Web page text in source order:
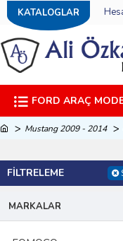
KATALOGLAR
FORD ARAÇ
Mustang 2009 - 2014
FILTRELEME
MARKALAR